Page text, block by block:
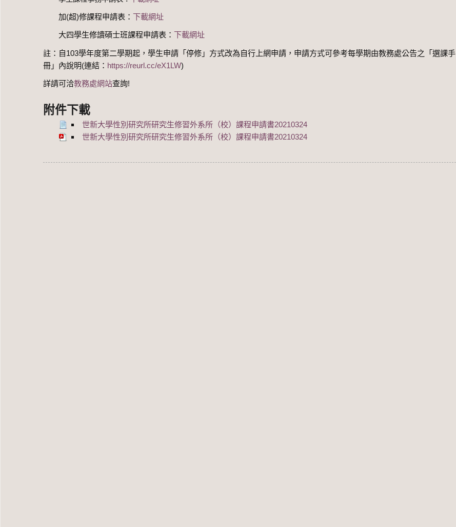
加(超)修課程申請表：下載網址
大四學生修讀碩士班課程申請表： 下載網址
註：自103學年度第二學期起，學生申請「停修」方式改為自行上網申請，申請方式可參考每學期由教務處公告之「選課手
冊」內說明(連結： https://reurl.cc/eX1LW)
詳請可洽教務處網站查詢!
附件下載
世新大學性別研究所研究生修習外系所（校）課程申請書20210324
世新大學性別研究所研究生修習外系所（校）課程申請書20210324